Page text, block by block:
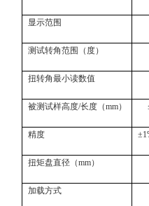
显示范围
测试转角范围（度）
扭转角最小读数值
被测试样高度/长度（mm）
精度 ±
扭矩盘直径（mm）
加载方式